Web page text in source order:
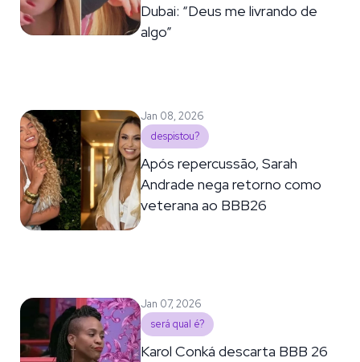
Dubai: “Deus me livrando de
algo”
Jan 08, 2026
despistou?
Após repercussão, Sarah
Andrade nega retorno como
veterana ao BBB26
Jan 07, 2026
será qual é?
Karol Conká descarta BBB 26